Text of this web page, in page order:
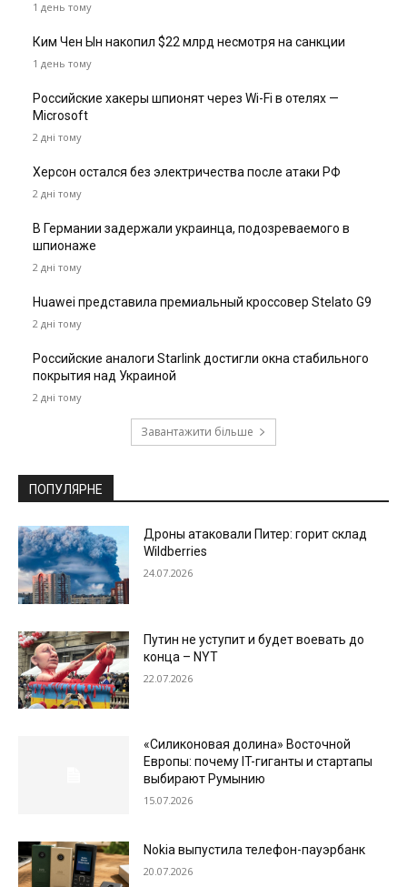
1 день тому
Ким Чен Ын накопил $22 млрд несмотря на санкции
1 день тому
Российские хакеры шпионят через Wi-Fi в отелях —
Microsoft
2 дні тому
Херсон остался без электричества после атаки РФ
2 дні тому
В Германии задержали украинца, подозреваемого в
шпионаже
2 дні тому
Huawei представила премиальный кроссовер Stelato G9
2 дні тому
Российские аналоги Starlink достигли окна стабильного
покрытия над Украиной
2 дні тому
Завантажити більше
ПОПУЛЯРНЕ
Дроны атаковали Питер: горит склад
Wildberries
24.07.2026
Путин не уступит и будет воевать до
конца – NYT
22.07.2026
«Силиконовая долина» Восточной
Европы: почему IT-гиганты и стартапы
выбирают Румынию
15.07.2026
Nokia выпустила телефон-пауэрбанк
20.07.2026